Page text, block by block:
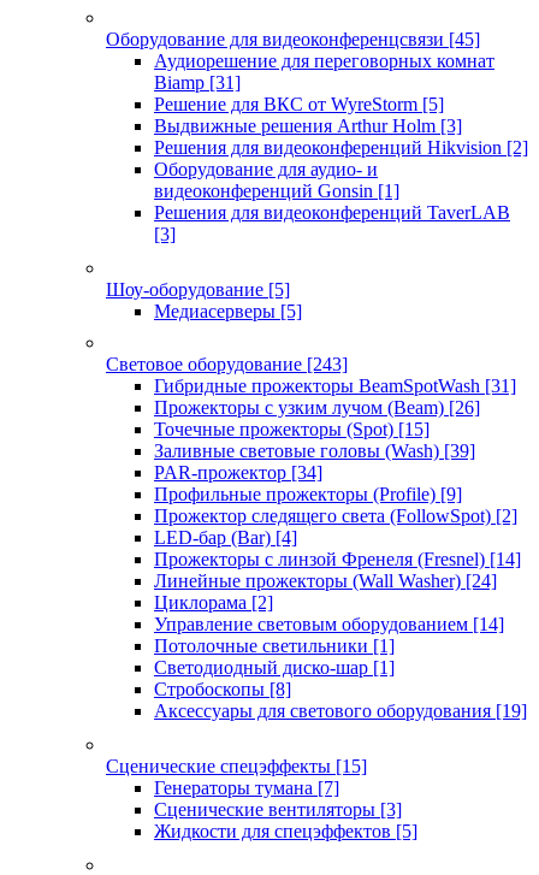
Оборудование для видеоконференцсвязи [45]
Аудиорешение для переговорных комнат
Biamp [31]
Решение для ВКС от WyreStorm [5]
Выдвижные решения Arthur Holm [3]
Решения для видеоконференций Hikvision [2]
Оборудование для аудио- и
видеоконференций Gonsin [1]
Решения для видеоконференций TaverLAB
[3]
Шоу-оборудование [5]
Медиасерверы [5]
Световое оборудование [243]
Гибридные прожекторы BeamSpotWash [31]
Прожекторы с узким лучом (Beam) [26]
Точечные прожекторы (Spot) [15]
Заливные световые головы (Wash) [39]
PAR-прожектор [34]
Профильные прожекторы (Profile) [9]
Прожектор следящего света (FollowSpot) [2]
LED-бар (Bar) [4]
Прожекторы с линзой Френеля (Fresnel) [14]
Линейные прожекторы (Wall Washer) [24]
Циклорама [2]
Управление световым оборудованием [14]
Потолочные светильники [1]
Светодиодный диско-шар [1]
Стробоскопы [8]
Аксессуары для светового оборудования [19]
Сценические спецэффекты [15]
Генераторы тумана [7]
Сценические вентиляторы [3]
Жидкости для спецэффектов [5]